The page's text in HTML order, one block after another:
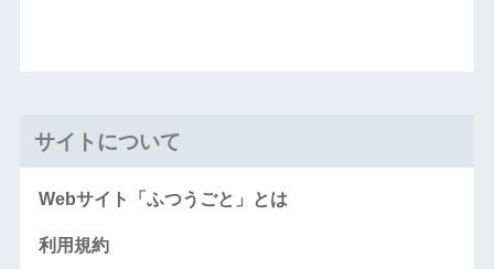
サイトについて
Webサイト「ふつうごと」とは
利用規約